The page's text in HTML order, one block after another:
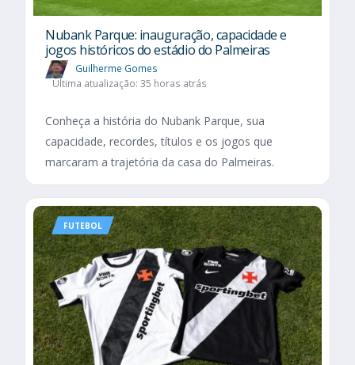
Nubank Parque: inauguração, capacidade e
jogos históricos do estádio do Palmeiras
Guilherme Gomes
Última atualização: 35 horas atrás
Conheça a história do Nubank Parque, sua
capacidade, recordes, títulos e os jogos que
marcaram a trajetória da casa do Palmeiras.
FUTEBOL